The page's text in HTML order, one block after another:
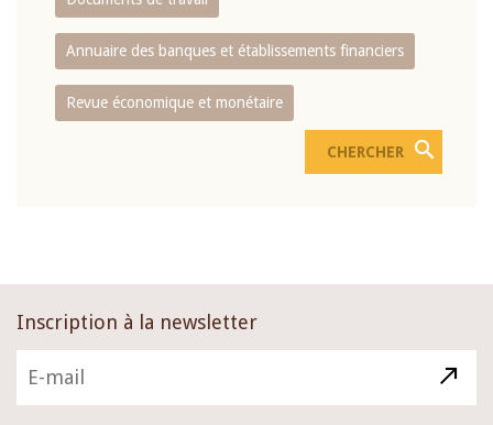
Annuaire des banques et établissements financiers
Revue économique et monétaire
Inscription à la newsletter